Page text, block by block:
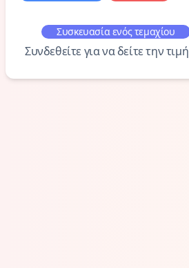
Συσκευασία ενός τεμαχίου
Συνδεθείτε για να δείτε την τιμή